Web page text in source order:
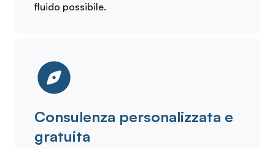
fluido possibile.
Consulenza personalizzata e
gratuita